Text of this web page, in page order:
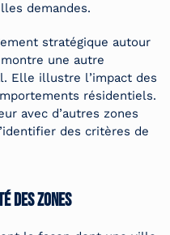
demandes.
stratégique autour
une autre
Elle illustre l’impact des
résidentiels.
avec d’autres zones
des critères de
des zones